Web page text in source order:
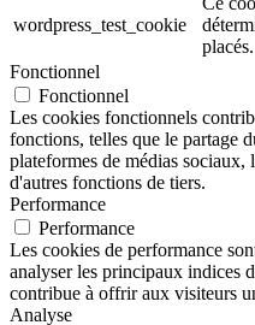
wordpress_test_cookie
placés.
Fonctionnel
Fonctionnel
Les cookies fonctionnels
fonctions, telles que le partage
plateformes de médias sociaux,
d'autres fonctions de tiers.
Performance
Performance
Les cookies de performance
analyser les principaux indices
contribue à offrir aux visiteurs
Analyse